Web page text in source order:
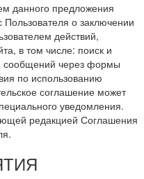
данного предложения
о заключении
действий,
в том числе: поиск и
сообщений через формы
по использованию
соглашение может
уведомления.
редакцией Соглашения